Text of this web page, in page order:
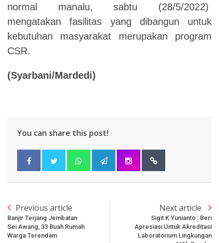
normal manalu, sabtu (28/5/2022)
mengatakan fasilitas yang dibangun untuk
kebutuhan masyarakat merupakan program
CSR.
(Syarbani/Mardedi)
You can share this post!
Previous article
Banjir Terjang Jembatan
Sei Awang, 33 Buah Rumah
Warga Terendam
Next article
Sigit K Yunianto : Beri
Apresiasi Untuk Akreditasi
Laboratorium Lingkungan